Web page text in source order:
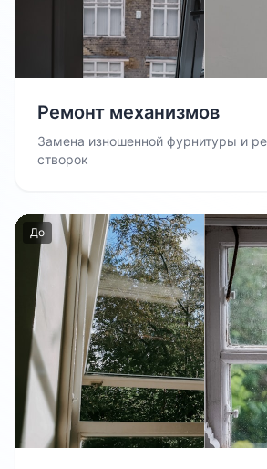
Ремонт механизмов
Замена изношенной фурнитуры и
створок
До